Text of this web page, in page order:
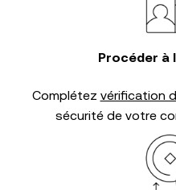
Procéder à
Complétez vérification
sécurité de votre